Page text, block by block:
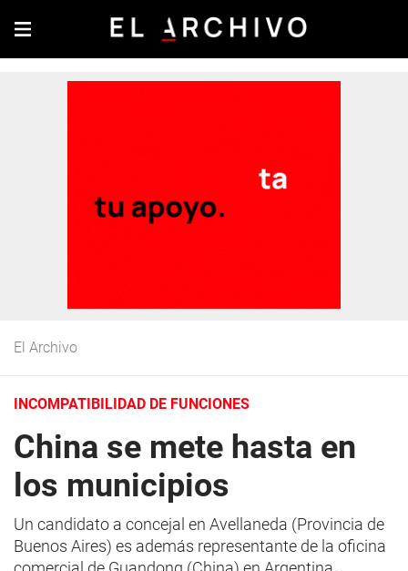
El Archivo
INCOMPATIBILIDAD DE FUNCIONES
China se mete hasta en
los municipios
Un candidato a concejal en Avellaneda (Provincia de
Buenos Aires) es además representante de la oficina